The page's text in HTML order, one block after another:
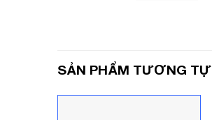
SẢN PHẨM TƯƠNG TỰ